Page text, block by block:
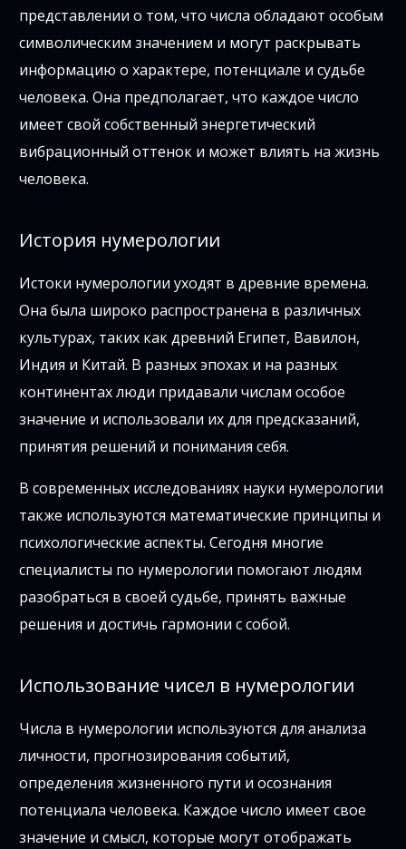
представлении о том, что числа обладают особым
символическим значением и могут раскрывать
информацию о характере, потенциале и судьбе
человека. Она предполагает, что каждое число
имеет свой собственный энергетический
вибрационный оттенок и может влиять на жизнь
человека.
История нумерологии
Истоки нумерологии уходят в древние времена.
Она была широко распространена в различных
культурах, таких как древний Египет, Вавилон,
Индия и Китай. В разных эпохах и на разных
континентах люди придавали числам особое
значение и использовали их для предсказаний,
принятия решений и понимания себя.
В современных исследованиях науки нумерологии
также используются математические принципы и
психологические аспекты. Сегодня многие
специалисты по нумерологии помогают людям
разобраться в своей судьбе, принять важные
решения и достичь гармонии с собой.
Использование чисел в нумерологии
Числа в нумерологии используются для анализа
личности, прогнозирования событий,
определения жизненного пути и осознания
потенциала человека. Каждое число имеет свое
значение и смысл, которые могут отображать